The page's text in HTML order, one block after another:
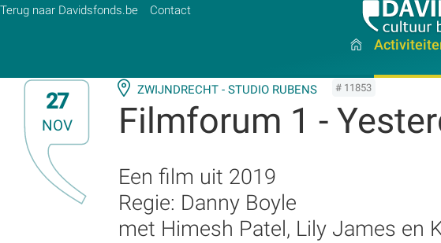
Terug naar Davidsfonds.be Contact
27
NOV
ZWIJNDRECHT - STUDIO RUBENS # 11853
Filmforum 1 -
Een film uit 2019
Regie: Danny Boyle
met Himesh Patel, Lily James en
Zoek:
Zoeken